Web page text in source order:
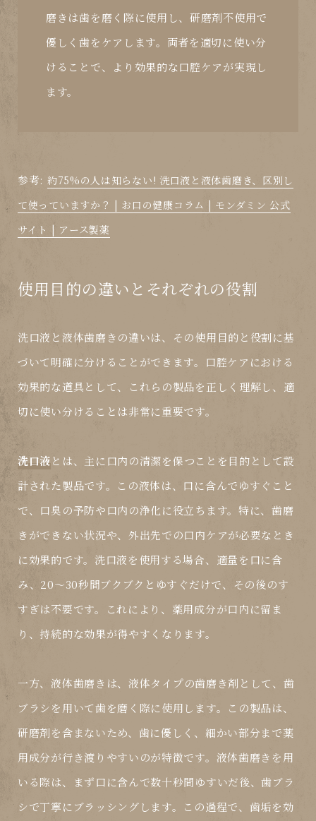
磨きは歯を磨く際に使用し、研磨剤不使用で
優しく歯をケアします。両者を適切に使い分
けることで、より効果的な口腔ケアが実現し
ます。
参考: 約75%の人は知らない! 洗口液と液体歯磨き、区別し
て使っていますか？ | お口の健康コラム | モンダミン 公式
サイト | アース製薬
使用目的の違いとそれぞれの役割
洗口液と液体歯磨きの違いは、その使用目的と役割に基
づいて明確に分けることができます。口腔ケアにおける
効果的な道具として、これらの製品を正しく理解し、適
切に使い分けることは非常に重要です。
洗口液とは、主に口内の清潔を保つことを目的として設
計された製品です。この液体は、口に含んでゆすぐこと
で、口臭の予防や口内の浄化に役立ちます。特に、歯磨
きができない状況や、外出先での口内ケアが必要なとき
に効果的です。洗口液を使用する場合、適量を口に含
み、20～30秒間ブクブクとゆすぐだけで、その後のす
すぎは不要です。これにより、薬用成分が口内に留ま
り、持続的な効果が得やすくなります。
一方、液体歯磨き は、液体タイプの歯磨き剤として、歯
ブラシを用いて歯を磨く際に使用します。この製品は、
研磨剤を含まないため、歯に優しく、細かい部分まで薬
用成分が行き渡りやすいのが特徴です。液体歯磨きを用
いる際は、まず口に含んで数十秒間ゆすいだ後、歯ブラ
シで丁寧にブラッシングします。この過程で、歯垢を効